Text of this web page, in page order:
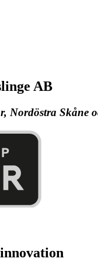
AB
Nordöstra Skåne